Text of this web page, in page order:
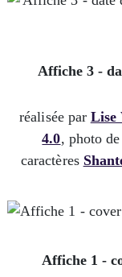
Affiche 3 -
réalisée par Lise
4.0, photo
caractères
Affiche 1 -